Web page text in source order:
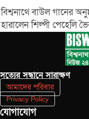
বিশ্বনাথে বাউল গানের
হারালেন শিল্পী পেহেলি
সত‌্যের সন্ধানে সারাক্ষণ
আমাদের পরিবার
Privacy Policy
যোগাযোগ